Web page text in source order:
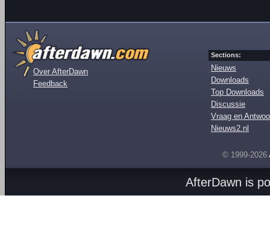
Over AfterDawn
Feedback
Sections:
Nieuws
Downloads
Top Downloads
Discussie
Vraag en
Nieuws2.nl
© 1999-2026
AfterDawn is